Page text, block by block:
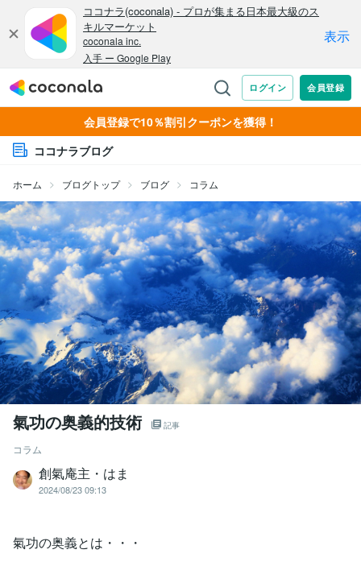
会員登録で10％割引クーポンを獲得！
ココナラブログ
ホーム ブログトップ ブログ コラム
氣功の奥義的技術 記事
コラム
創氣庵主・はま
2024/08/23 09:13
氣功の奥義とは・・・